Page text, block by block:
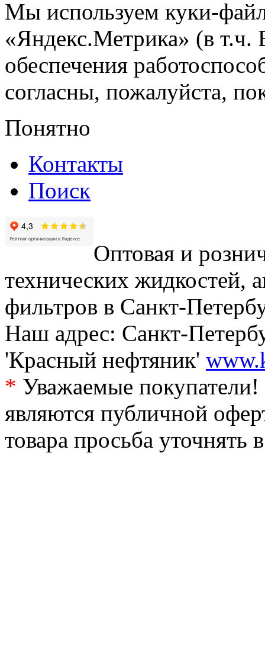
Мы используем куки-
«Яндекс.Метрика» (в т.ч.
обеспечения
согласны, пожалуйста,
Понятно
Контакты
Поиск
Оптовая и
технических жидкостей,
фильтров в Санкт-
Наш адрес: Санкт-
'Красный нефтяник'
* Уважаемые
являются публичной
товара просьба уточнять